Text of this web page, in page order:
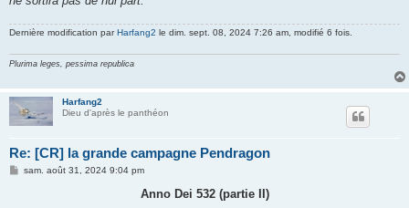
Dernière modification parHarfang2 le dim. sept. 08, 2024 7:26 am, modifié 6 fois.
Plurima leges, pessima republica
Harfang2
Dieu d'après le panthéon
Re: [CR] la grande campagne Pendragon
Msam. août 31, 2024 9:04 pm
Anno Dei 532 (partie II)